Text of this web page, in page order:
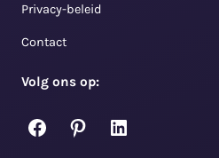
Privacy-beleid
Contact
Volg ons op:
Facebook
PinterestLinkedIn